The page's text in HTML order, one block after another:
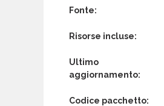
Fonte:
Risorse incluse:
Ultimo
aggiornamento:
Codice pacchetto: